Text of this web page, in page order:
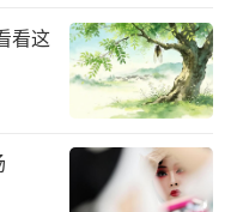
“‘京彩e品•同心
北京丰厚的历史
和互联网资源聚集
华章”“京彩故
看这